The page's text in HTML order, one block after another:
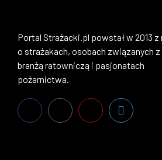
Portal Strażacki.pl powstał w 2013 z
o strażakach, osobach związanych z
branżą ratowniczą i pasjonatach
pożarnictwa.